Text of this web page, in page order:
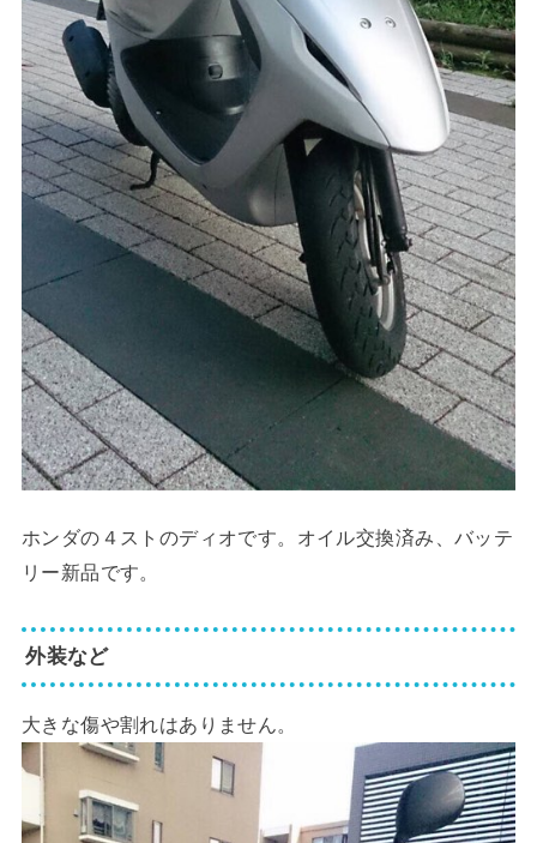
ホンダの４ストのディオです。オイル交換済み、バッテ
リー新品です。
外装など
大きな傷や割れはありません。